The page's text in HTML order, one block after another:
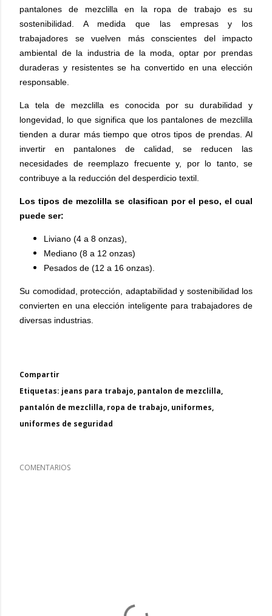
pantalones de mezclilla en la ropa de trabajo es su
sostenibilidad. A medida que las empresas y los
trabajadores se vuelven más conscientes del impacto
ambiental de la industria de la moda, optar por prendas
duraderas y resistentes se ha convertido en una elección
responsable.
La tela de mezclilla es conocida por su durabilidad y
longevidad, lo que significa que los pantalones de mezclilla
tienden a durar más tiempo que otros tipos de prendas. Al
invertir en pantalones de calidad, se reducen las
necesidades de reemplazo frecuente y, por lo tanto, se
contribuye a la reducción del desperdicio textil.
Los tipos de mezclilla se clasifican por el peso, el cual
puede ser:
Liviano (4 a 8 onzas),
Mediano (8 a 12 onzas)
Pesados de (12 a 16 onzas).
Su comodidad, protección, adaptabilidad y sostenibilidad los
convierten en una elección inteligente para trabajadores de
diversas industrias.
Compartir
Etiquetas: jeans para trabajo pantalon de mezclilla
pantalón de mezclilla ropa de trabajo uniformes
uniformes de seguridad
COMENTARIOS